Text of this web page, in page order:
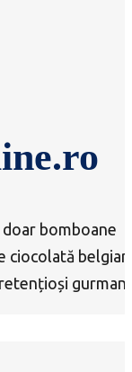
bomboane
ciocolată